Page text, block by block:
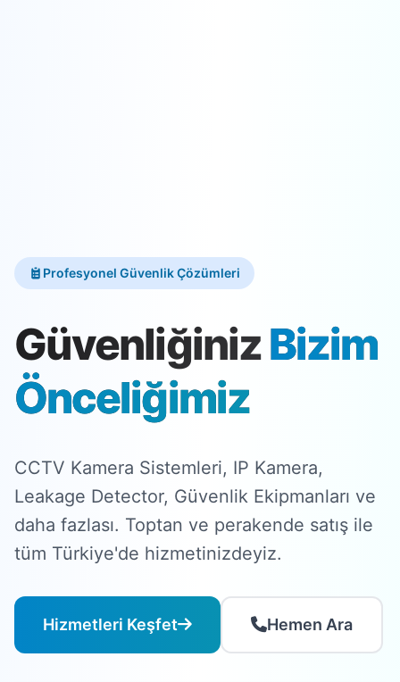
Profesyonel Güvenlik Çözümleri
GüvenliğinizBizim
Önceliğimiz
CCTV Kamera Sistemleri, IP Kamera,
Leakage Detector, Güvenlik Ekipmanları ve
daha fazlası. Toptan ve perakende satış ile
tüm Türkiye'de hizmetinizdeyiz.
Hizmetleri Keşfet Hemen Ara